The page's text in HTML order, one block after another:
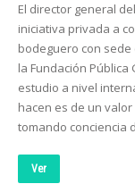
El director general
iniciativa privada a
bodeguero con sede
la Fundación
estudio a nivel
hacen es de un
tomando conciencia
Ver